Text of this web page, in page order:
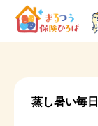
蒸し暑い毎